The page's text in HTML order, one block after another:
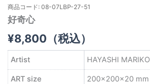
商品コード: 08-07LBP-27-51
好奇心
¥8,800 （税込）
Artist HAYASHI MARIKO
ART size 200×200×20 mm